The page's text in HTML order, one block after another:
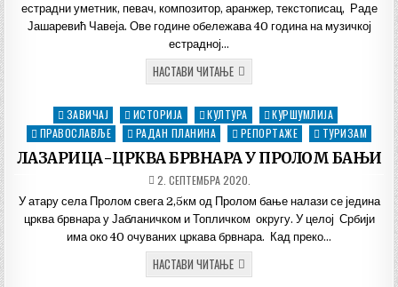
естрадни уметник, певач, композитор, аранжер, текстописац, Раде
Јашаревић Чавеја. Ове године обележава 40 година на музичкој
естрадној…
НАСТАВИ ЧИТАЊЕРАДЕ
ЈАШАРЕВИЋ
–
КОСАНЧИЋ
Posted
in
ЗАВИЧАЈ ИСТОРИЈА КУЛТУРА
КУРШУМЛИЈА
ПРАВОСЛАВЉЕ
РАДАН ПЛАНИНА РЕПОРТАЖЕ ТУРИЗАМ
ЛАЗАРИЦА-ЦРКВА БРВНАРА У ПРОЛОМ БАЊИ
ДАТУМ
ОБЈАВЉИВАЊА:
2. СЕПТЕМБРА 2020.
У атару села Пролом свега 2,5км од Пролом бање налази се једина
црква брвнара у Јабланичком и Топличком округу. У целој Србији
има око 40 очуваних цркава брвнара. Кад преко…
НАСТАВИ ЧИТАЊЕЛАЗАРИЦА-
ЦРКВА